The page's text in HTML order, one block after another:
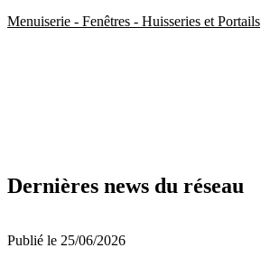
Menuiserie - Fenêtres - Huisseries et Portails
Dernières news du réseau
Publié le 25/06/2026